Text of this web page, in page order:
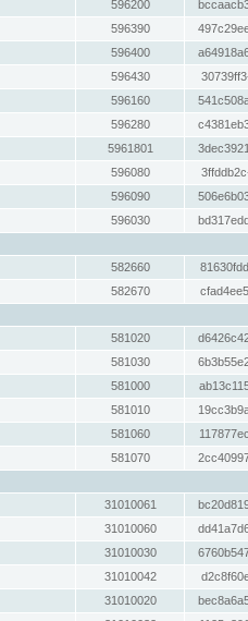
596200
596390
596400
596430
596160
596280
5961801
596080
596090
596030
582660
582670
581020
581030
581000
581010
581060
581070
31010061
31010060
31010030
31010042
31010020